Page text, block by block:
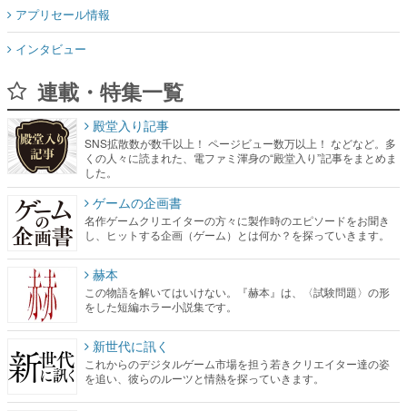
アプリセール情報
インタビュー
連載・特集一覧
殿堂入り記事
SNS拡散数が数千以上！ ページビュー数万以上！ などなど。多
くの人々に読まれた、電ファミ渾身の“殿堂入り”記事をまとめま
した。
ゲームの企画書
名作ゲームクリエイターの方々に製作時のエピソードをお聞き
し、ヒットする企画（ゲーム）とは何か？を探っていきます。
赫本
この物語を解いてはいけない。『赫本』は、〈試験問題〉の形
をした短編ホラー小説集です。
新世代に訊く
これからのデジタルゲーム市場を担う若きクリエイター達の姿
を追い、彼らのルーツと情熱を探っていきます。